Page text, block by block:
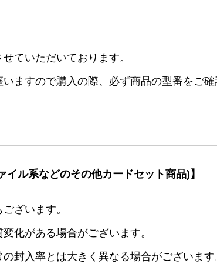
ていただいております。
ますので購入の際、必ず商品の型番をご確
イル系などのその他カードセット商品)】
ざいます。
化がある場合がございます。
封入率とは大きく異なる場合がございます